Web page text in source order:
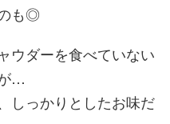
も◎
ウダーを食べていない
…
しっかりとしたお味だ